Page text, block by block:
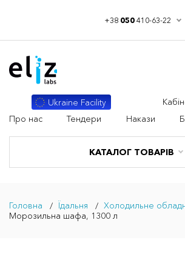
+38 050410-63-22
КАТАЛОГ ТОВАРІВ
Ukraine Facility
Про нас
Тендери Накази
Головна Їдальня
Холодильне
Морозильна шафа, 1300 л